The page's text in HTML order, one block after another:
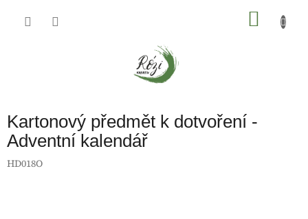
Kartonový předmět k dotvoření -
Adventní kalendář
HD018O